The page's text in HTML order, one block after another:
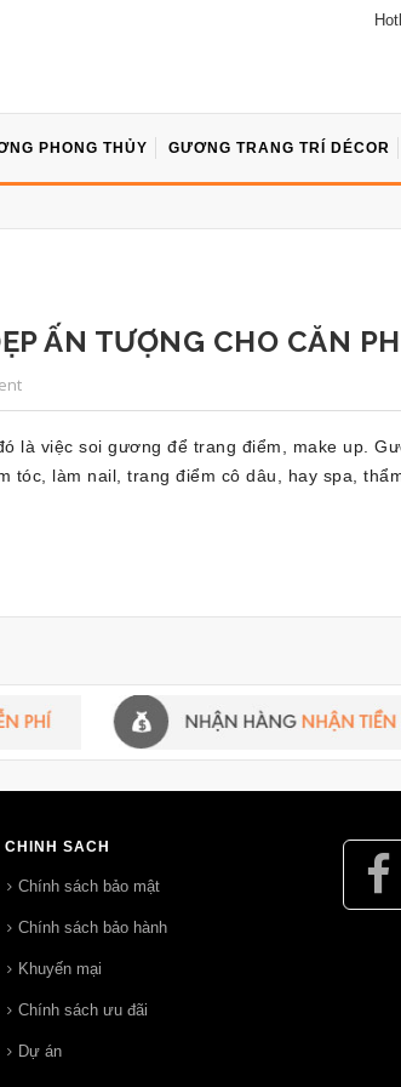
PHONG THỦY GƯƠNG TRANG TRÍ DÉCOR
ẤN TƯỢNG CHO CĂN
là việc soi gương để trang điểm, make up.
làm nail, trang điểm cô dâu, hay spa,
CHÍNH SÁCH
Chính sách bảo mật
Chính sách bảo hành
Khuyến mại
Chính sách ưu đãi
Dự án